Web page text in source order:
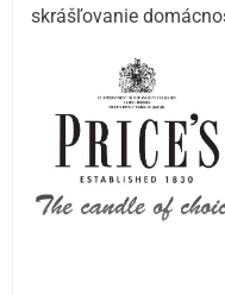
skrášľovanie